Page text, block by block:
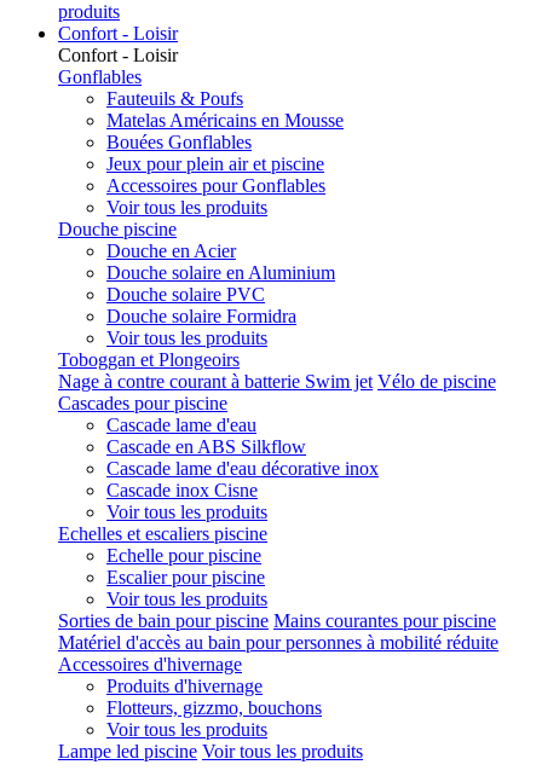
produits
Confort - Loisir
Confort - Loisir
Gonflables
Fauteuils & Poufs
Matelas Américains en Mousse
Bouées Gonflables
Jeux pour plein air et piscine
Accessoires pour Gonflables
Voir tous les produits
Douche piscine
Douche en Acier
Douche solaire en Aluminium
Douche solaire PVC
Douche solaire Formidra
Voir tous les produits
Toboggan et Plongeoirs
Nage à contre courant à batterie Swim jet Vélo de piscine
Cascades pour piscine
Cascade lame d'eau
Cascade en ABS Silkflow
Cascade lame d'eau décorative inox
Cascade inox Cisne
Voir tous les produits
Echelles et escaliers piscine
Echelle pour piscine
Escalier pour piscine
Voir tous les produits
Sorties de bain pour piscine Mains courantes pour piscine
Matériel d'accès au bain pour personnes à mobilité réduite
Accessoires d'hivernage
Produits d'hivernage
Flotteurs, gizzmo, bouchons
Voir tous les produits
Lampe led piscine Voir tous les produits